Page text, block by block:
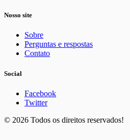
Nosso site
Sobre
Perguntas e respostas
Contato
Social
Facebook
Twitter
© 2026 Todos os direitos reservados!